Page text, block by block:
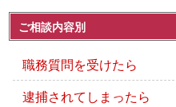
ご相談内容別
職務質問を受けたら
逮捕されてしまったら